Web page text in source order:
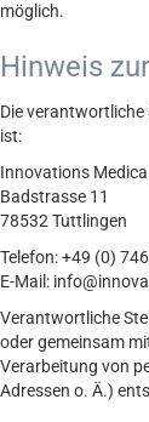
möglich.
Hinweis
Die verantwortliche
ist:
Innovations
Badstrasse 11
78532 Tuttlingen
Telefon: +49 (0)
E-Mail:
Verantwortliche
oder gemeinsam
Verarbeitung von
Adressen o. Ä.)